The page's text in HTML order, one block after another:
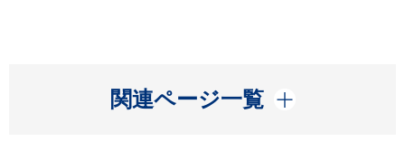
関連ページ一覧
開く